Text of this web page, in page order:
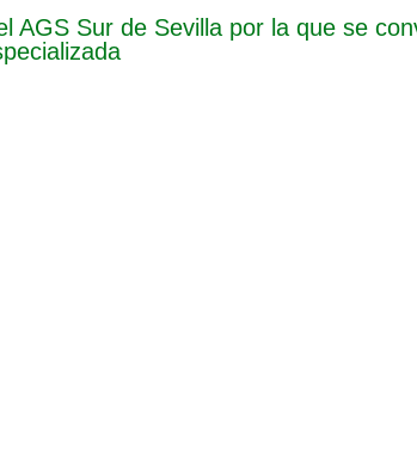
AGS Sur de Sevilla por la que se